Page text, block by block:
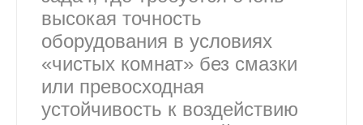
высокая точность
оборудования в условиях
«чистых комнат» без смазки
или превосходная
устойчивость к воздействию